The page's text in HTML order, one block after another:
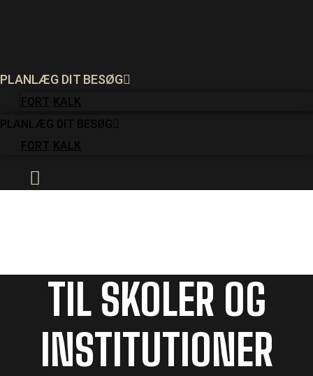
PLANLÆG DIT BESØG
FORT KALK
PLANLÆG DIT BESØG
FORT KALK
TIL SKOLER OG
INSTITUTIONER